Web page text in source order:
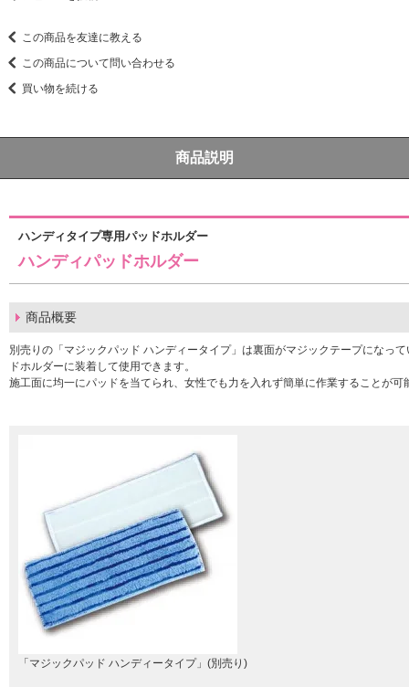
この商品を友達に教える
この商品について問い合わせる
買い物を続ける
商品説明
ハンディタイプ専用パッドホルダー
ハンディパッドホルダー
商品概要
別売りの「マジックパッド ハンディータイプ」は裏面がマジックテープになっ
ドホルダーに装着して使用できます。
施工面に均一にパッドを当てられ、女性でも力を入れず簡単に作業することが可
「マジックパッド ハンディータイプ」(別売り)